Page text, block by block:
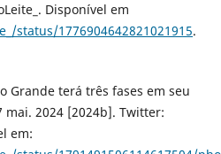
Disponível em
status/1776904642821021915.
Grande terá três fases em seu
2024 [2024b]. Twitter:
em: